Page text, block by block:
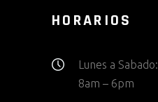
HORARIOS
Lunes a Sabado:
8am – 6pm